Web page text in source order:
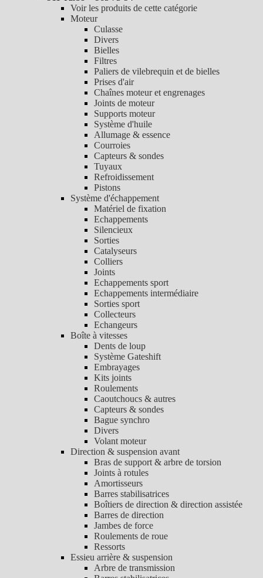
Voir les produits de cette catégorie
Moteur
Culasse
Divers
Bielles
Filtres
Paliers de vilebrequin et de bielles
Prises d'air
Chaînes moteur et engrenages
Joints de moteur
Supports moteur
Système d'huile
Allumage & essence
Courroies
Capteurs & sondes
Tuyaux
Refroidissement
Pistons
Système d'échappement
Matériel de fixation
Echappements
Silencieux
Sorties
Catalyseurs
Colliers
Joints
Echappements sport
Echappements intermédiaire
Sorties sport
Collecteurs
Echangeurs
Boîte à vitesses
Dents de loup
Système Gateshift
Embrayages
Kits joints
Roulements
Caoutchoucs & autres
Capteurs & sondes
Bague synchro
Divers
Volant moteur
Direction & suspension avant
Bras de support & arbre de torsion
Joints à rotules
Amortisseurs
Barres stabilisatrices
Boîtiers de direction & direction assistée
Barres de direction
Jambes de force
Roulements de roue
Ressorts
Essieu arrière & suspension
Arbre de transmission